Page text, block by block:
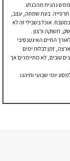
ממש נהנית מהכנתו.
תרפייה. בעת שמחה, עצב,
אוכל בשבילי זה לא
תשוקה ורצון .
החיים האינטנסיבי
זמן לבלות ימים
טובים, לא מתיימרים אך
יומי שבועי ותיהנו